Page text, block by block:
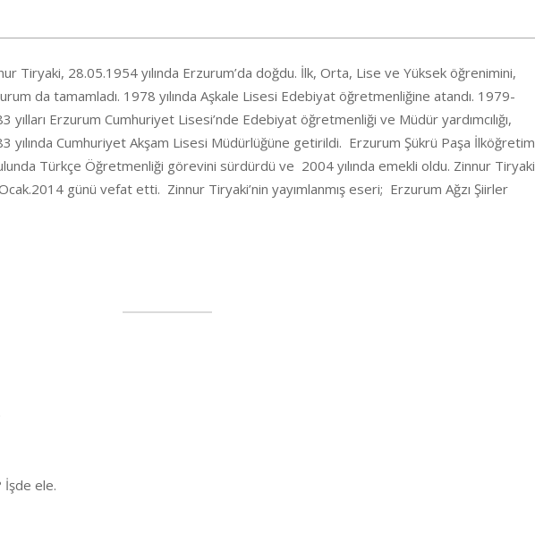
Tiryaki, 28.05.1954 yılında Erzurum’da doğdu. İlk, Orta, Lise ve Yüksek öğrenimini,
da tamamladı. 1978 yılında Aşkale Lisesi Edebiyat öğretmenliğine atandı. 1979-
yılları Erzurum Cumhuriyet Lisesi’nde Edebiyat öğretmenliği ve Müdür yardımcılığı,
yılında Cumhuriyet Akşam Lisesi Müdürlüğüne getirildi. Erzurum Şükrü Paşa İlköğretim
Türkçe Öğretmenliği görevini sürdürdü ve 2004 yılında emekli oldu. Zinnur Tiryaki
günü vefat etti. Zinnur Tiryaki’nin yayımlanmış eseri; Erzurum Ağzı Şiirler
İşde ele.